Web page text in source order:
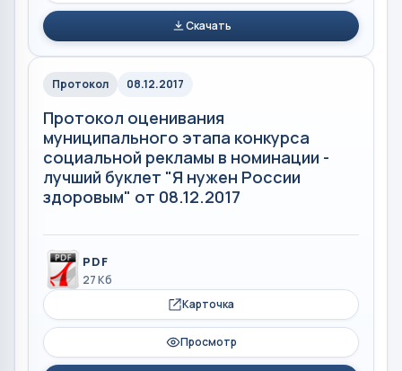
Скачать
Протокол 08.12.2017
Протокол оценивания
муниципального этапа конкурса
социальной рекламы в номинации -
лучший буклет "Я нужен России
здоровым" от 08.12.2017
PDF
27 Кб
Карточка
Просмотр